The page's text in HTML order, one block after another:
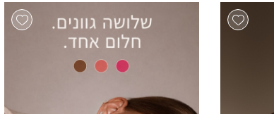
Add wishlist